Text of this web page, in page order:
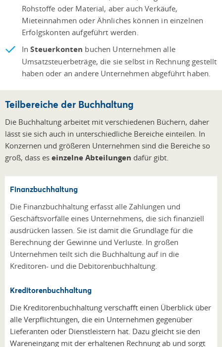
Rohstoffe oder Material, aber auch Verkäufe,
Mieteinnahmen oder Ähnliches können in einzelnen
Erfolgskonten aufgeführt werden.
InSteuerkonten buchen Unternehmen alle
Umsatzsteuerbeträge, die sie selbst in Rechnung gestellt
haben oder an andere Unternehmen abgeführt haben.
Teilbereiche der Buchhaltung
Die Buchhaltung arbeitet mit verschiedenen Büchern, daher
lässt sie sich auch in unterschiedliche Bereiche einteilen. In
Konzernen und größeren Unternehmen sind die Bereiche so
groß, dass es einzelne Abteilungen dafür gibt.
Finanzbuchhaltung
Die Finanzbuchhaltung erfasst alle Zahlungen und
Geschäftsvorfälle eines Unternehmens, die sich finanziell
ausdrücken lassen. Sie ist damit die Grundlage für die
Berechnung der Gewinne und Verluste. In großen
Unternehmen teilt sich die Buchhaltung auf in die
Kreditoren- und die Debitorenbuchhaltung.
Kreditorenbuchhaltung
Die Kreditorenbuchhaltung verschafft einen Überblick über
alle Verpflichtungen, die ein Unternehmen gegenüber
Lieferanten oder Dienstleistern hat. Dazu gleicht sie den
Wareneingang mit der erhaltenen Rechnung ab und sorgt